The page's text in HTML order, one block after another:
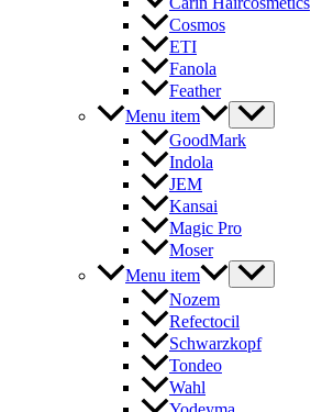
Cosmos
ETI
Fanola
Feather
Menu item
GoodMark
Indola
JEM
Kansai
Magic Pro
Moser
Menu item
Nozem
Refectocil
Schwarzkopf
Tondeo
Wahl